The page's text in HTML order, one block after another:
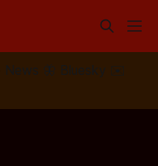
News 🦋 Bluesky
✉️